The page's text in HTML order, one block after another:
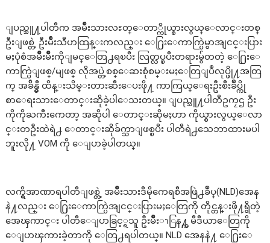
ျပည္သူ႔ပါတီက အမ်ိဳးသားလႊတ္ေတာ္ကိုယ္စားလွယ္ေလာင္းတစ္
ဦးျဖစ္တဲ့ ဦးမ်ိဳးသီဟထြန္းကလည္း ေ႐ြးေကာက္ပြဲမွာအျငင္းပြား
မႈပုံစံအမ်ိဳးမ်ိဳးကိုျမင္ေတြ႕ရၿပီး လြတ္လပ္ၿပီးတရားမွ်တတဲ့ ေ႐ြးေ
ကာက္ပြဲျဖစ္/မျဖစ္ လိုအပ္တဲ့စစ္ေဆးစုံစမ္းမႈေတြျပဳလုပ္ဖို႔အတြ
က္ အခ်ိန္မွီ ထိန္းသိမ္းတားဆီးေပးဖို႔ ကာကြယ္ေရးဦးစီးခ်ဳပ္ကို
စာေရးသားေတာင္းဆိုခဲ့ပါေသးတယ္။ ျပည္သူ႔ပါတီဥကၠဌ ဦး
ကိုကိုႀကီးကေတာ့ အဆိုပါ ေတာင္းဆိုမႈဟာ ကိုယ္စားလွယ္ေလာ
င္းတဦးထဲရဲ႕ ေတာင္းဆိုခ်က္သာျဖစ္ၿပီး ပါတီရဲ႕သေဘာထားမပါ
ဘူးလို႔ VOM ကို ေျပာခဲ့ပါတယ္။
လက္ရွိအာဏာရပါတီျဖစ္တဲ့ အမ်ိဳးသားဒီမိုကေရစီအဖြဲ႕ခ်ဳပ္(NLD)အေန
နဲ႔လည္း ေ႐ြးေကာက္ပြဲအျငင္းပြားမႈေတြကို တိုင္တန္းဖို႔ရွိတဲ့
အေၾကာင္း ပါတီေျပာခြင့္ရသူ ဦးမ်ိဳးၫြန႔္က မီဒီယာေတြကို
ေျပာၾကားခဲ့တာကို ေတြ႕ရပါတယ္။ NLD အေနနဲ႔ ေ႐ြးေ